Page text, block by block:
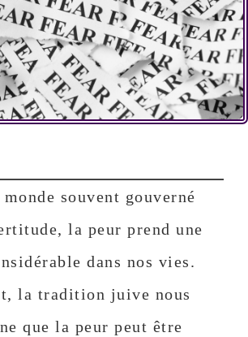
monde souvent gouverné
la peur prend une
dans nos vies.
la tradition juive nous
que la peur peut être